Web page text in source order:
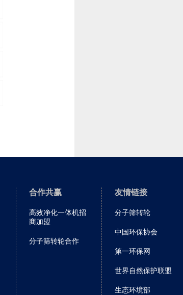
合作共赢
高效净化一体机招
商加盟
分子筛转轮合作
友情链接
分子筛转轮
中国环保协会
第一环保网
世界自然保护联盟
生态环境部